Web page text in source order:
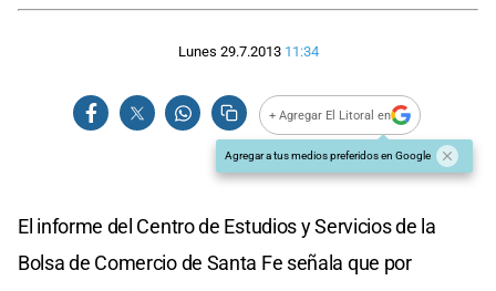
Lunes 29.7.2013 11:34
+ Agregar El Litoral en
Agregar a tus medios preferidos en Google
El informe del Centro de Estudios y Servicios de la
Bolsa de Comercio de Santa Fe señala que por